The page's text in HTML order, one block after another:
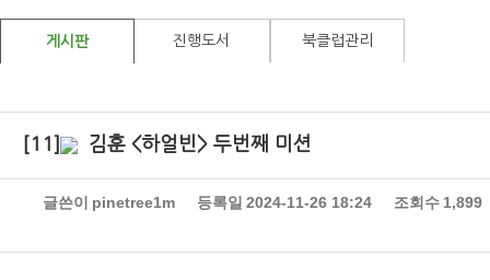
게시판 진행도서 북클럽관리
[11] 김훈 <하얼빈> 두번째 미션
글쓴이 pinetree1m 등록일 2024-11-26 18:24 조회수 1,899